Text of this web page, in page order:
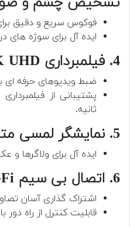
فوکوس سریع و دقیق
ایده آل برای سوژه های
4. فیلمبرداری 4K UHD
ضبط ویدیوهای حرفه ای
ثانیه.
5. نمایشگر لمسی متحرک 3 اینچی
ایده آل برای ولاگرها و
6. اتصال بی سیم Wi-Fi و Bluetooth
اشتراک گذاری آسان
قابلیت کنترل از راه